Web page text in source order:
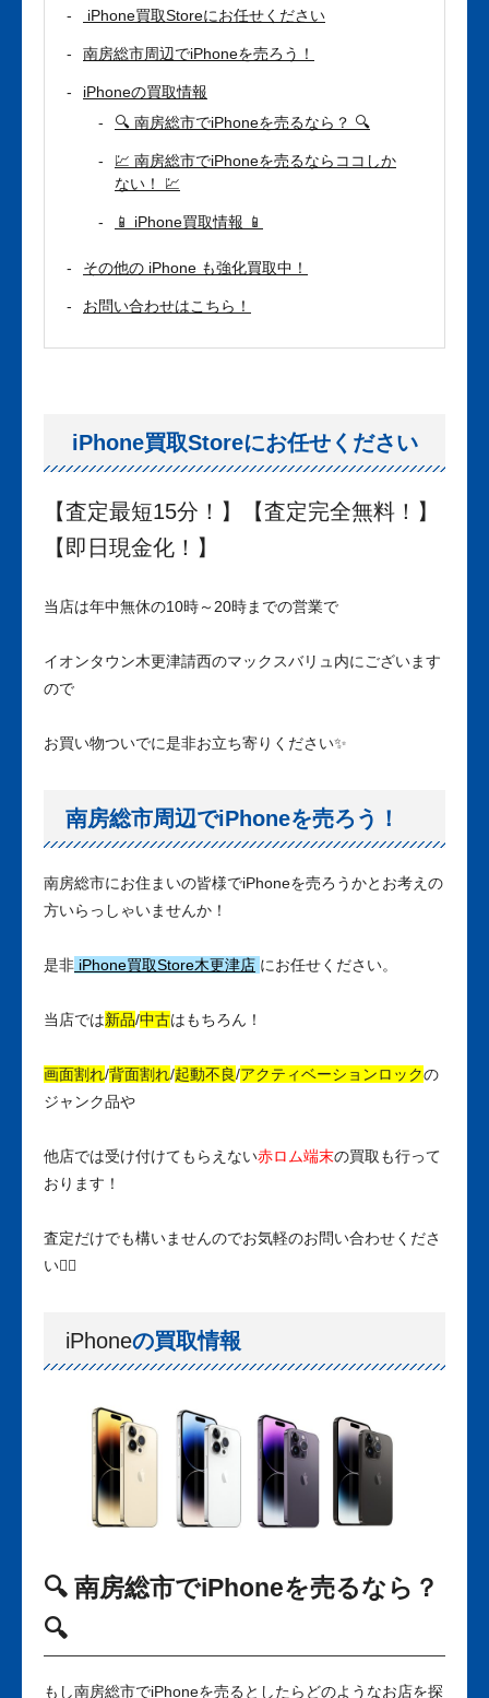
iPhone買取Storeにお任せください
南房総市周辺でiPhoneを売ろう！
iPhoneの買取情報
🔍 南房総市でiPhoneを売るなら？ 🔍
💹 南房総市でiPhoneを売るならココしか
ない！ 💹
📱 iPhone買取情報 📱
その他の iPhone も強化買取中！
お問い合わせはこちら！
iPhone買取Storeにお任せください
【査定最短15分！】【査定完全無料！】
【即日現金化！】
当店は年中無休の10時～20時までの営業で
イオンタウン木更津請西のマックスバリュ内にございます
ので
お買い物ついでに是非お立ち寄りください✨
南房総市周辺でiPhoneを売ろう！
南房総市にお住まいの皆様でiPhoneを売ろうかとお考えの
方いらっしゃいませんか！
是非 iPhone買取Store木更津店 にお任せください。
当店では新品/中古はもちろん！
画面割れ/背面割れ/起動不良/アクティベーションロックの
ジャンク品や
他店では受け付けてもらえない赤ロム端末の買取も行って
おります！
査定だけでも構いませんのでお気軽のお問い合わせくださ
い🙋‍♀️
iPhoneの買取情報
🔍 南房総市でiPhoneを売るなら？
🔍
もし南房総市でiPhoneを売るとしたらどのようなお店を探